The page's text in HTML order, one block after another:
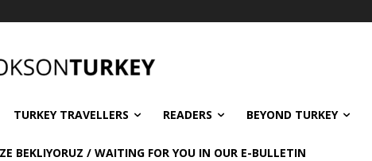
TURKEY TRAVELLERS READERS BEYOND TURKEY
BEKLIYORUZ / WAITING FOR YOU IN OUR E-BULLETIN